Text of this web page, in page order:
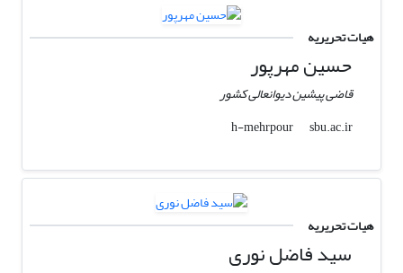
هیات تحریریه
حسین مهرپور
قاضی پیشین دیوانعالی کشور
h-mehrpour
sbu.ac.ir
هیات تحریریه
سید فاضل نوری